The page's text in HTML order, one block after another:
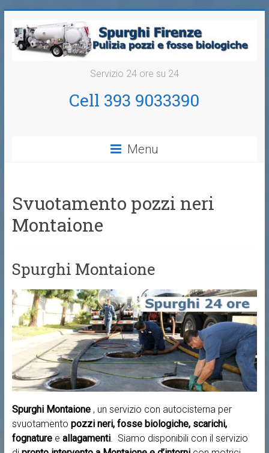
Servizio 24 ore su 24
Cell 393 9033390
Menu
Svuotamento pozzi neri
Montaione
Spurghi Montaione
Spurghi Montaione , un servizio con autocisterna per
svuotamento pozzi neri, fosse biologiche, scarichi,
fognature e allagamenti. Siamo disponibili con il servizio